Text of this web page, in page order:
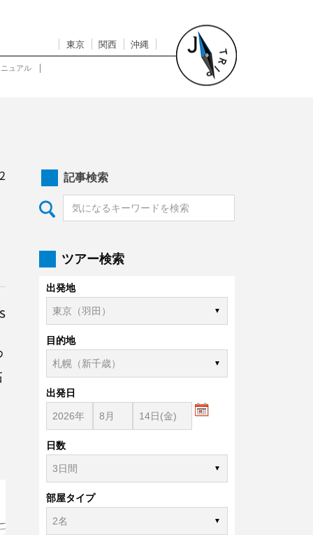
東京 関西 沖縄
ュアル
記事検索
ツアー検索
出発地
目的地
出発日
日数
部屋タイプ